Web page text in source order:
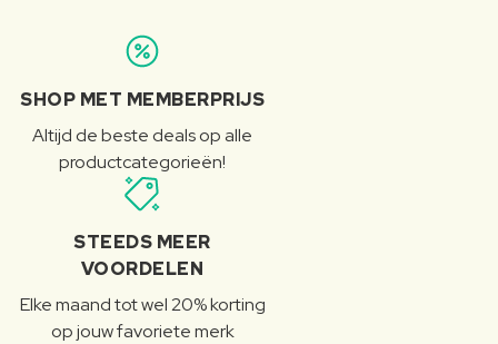
SHOP MET MEMBERPRIJS
Altijd de beste deals op alle
productcategorieën!
STEEDS MEER
VOORDELEN
Elke maand tot wel 20% korting
op jouw favoriete merk